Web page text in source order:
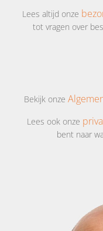
Lees altijd onze
tot vragen over
Bekijk onze
Lees ook onze
bent naar